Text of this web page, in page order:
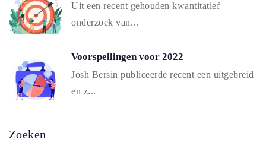
Uit een recent gehouden kwantitatief
onderzoek van...
Voorspellingen voor 2022
Josh Bersin publiceerde recent een uitgebreid
en z...
Zoeken